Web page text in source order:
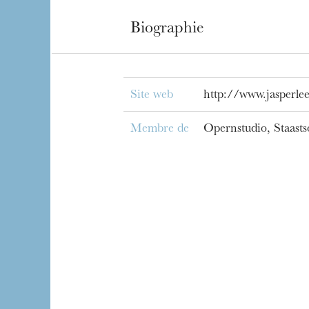
Biographie
Site web http://
Membre de Opernstudio,